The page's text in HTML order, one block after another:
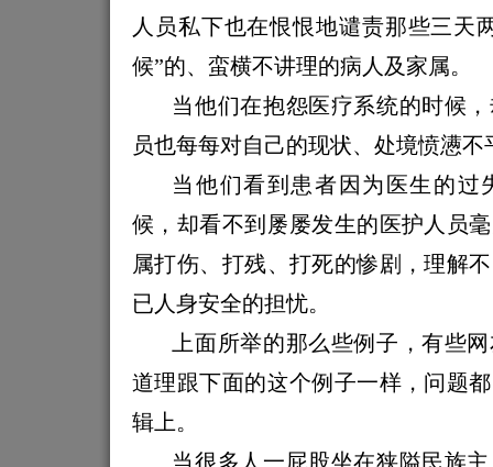
人员私下也在恨恨地谴责那些三天
候”的、蛮横不讲理的病人及家属。
当他们在抱怨医疗系统的时候
员也每每对自己的现状、处境愤懑不
当他们看到患者因为医生的过
候，却看不到屡屡发生的医护人员
属打伤、打残、打死的惨剧，理解
已人身安全的担忧。
上面所举的那么些例子，有些
道理跟下面的这个例子一样，问题
辑上。
当很多人一屁股坐在狭隘民族